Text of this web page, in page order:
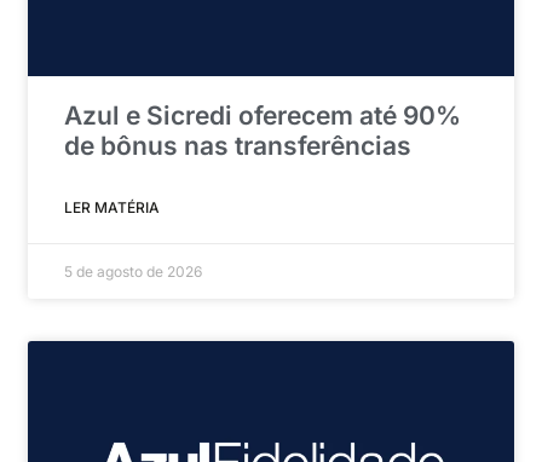
Azul e Sicredi oferecem até 90%
de bônus nas transferências
LER MATÉRIA
5 de agosto de 2026